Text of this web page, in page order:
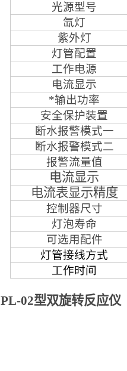
光源型号
氙灯
紫外灯
灯管配置
工作电源
电流显示
*输出功率
安全保护装置
断水报警模式一
断水报警模式二
报警流量值
电流显示
电流表显示精度
控制器尺寸
灯泡寿命
可选用配件
灯管接线方式
工作时间
PL-02型双旋转反应仪